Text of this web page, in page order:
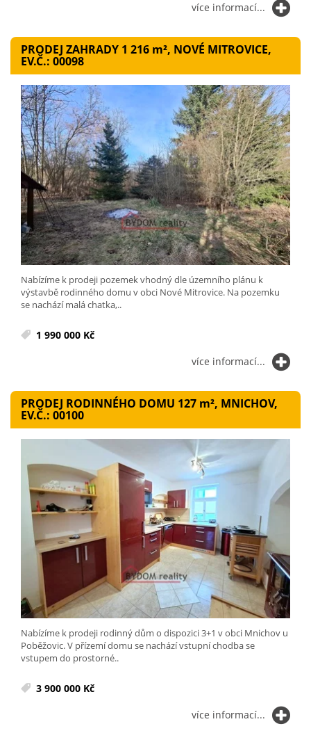
více informací...
PRODEJ ZAHRADY 1 216 m², NOVÉ MITROVICE,
EV.Č.: 00098
Nabízíme k prodeji pozemek vhodný dle územního plánu k
výstavbě rodinného domu v obci Nové Mitrovice. Na pozemku
se nachází malá chatka,..
1 990 000 Kč
více informací...
PRODEJ RODINNÉHO DOMU 127 m², MNICHOV,
EV.Č.: 00100
Nabízíme k prodeji rodinný dům o dispozici 3+1 v obci Mnichov u
Poběžovic. V přízemí domu se nachází vstupní chodba se
vstupem do prostorné..
3 900 000 Kč
více informací...